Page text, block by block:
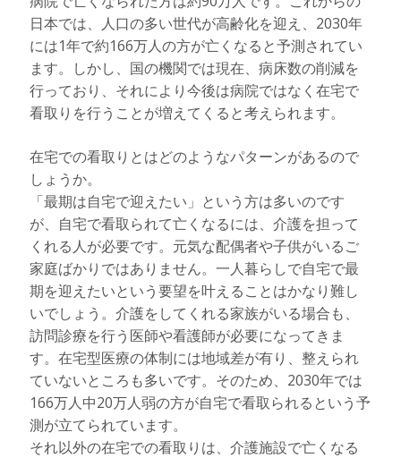
日本では、人口の多い世代が高齢化を迎え、2030年
には1年で約166万人の方が亡くなると予測されてい
ます。しかし、国の機関では現在、病床数の削減を
行っており、それにより今後は病院ではなく在宅で
看取りを行うことが増えてくると考えられます。
在宅での看取りとはどのようなパターンがあるので
しょうか。
「最期は自宅で迎えたい」という方は多いのです
が、自宅で看取られて亡くなるには、介護を担って
くれる人が必要です。元気な配偶者や子供がいるご
家庭ばかりではありません。一人暮らしで自宅で最
期を迎えたいという要望を叶えることはかなり難し
いでしょう。介護をしてくれる家族がいる場合も、
訪問診療を行う医師や看護師が必要になってきま
す。在宅型医療の体制には地域差が有り、整えられ
ていないところも多いです。そのため、2030年では
166万人中20万人弱の方が自宅で看取られるという予
測が立てられています。
それ以外の在宅での看取りは、介護施設で亡くなる